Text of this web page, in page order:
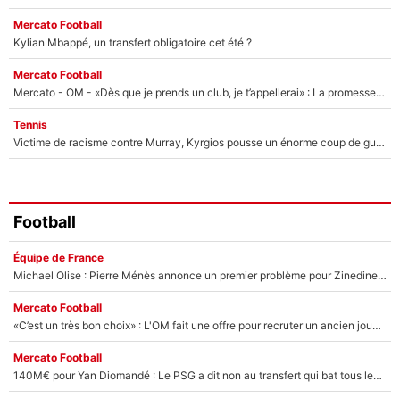
Mercato Football
Kylian Mbappé, un transfert obligatoire cet été ?
Mercato Football
Mercato - OM - «Dès que je prends un club, je t’appellerai» : La promesse de Marcelino au moment de claquer la porte
Tennis
Victime de racisme contre Murray, Kyrgios pousse un énorme coup de gueule !
Football
Équipe de France
Michael Olise : Pierre Ménès annonce un premier problème pour Zinedine Zidane en équipe de France
Mercato Football
«C’est un très bon choix» : L'OM fait une offre pour recruter un ancien joueur du PSG... et c'est validé dans l'After Foot !
Mercato Football
140M€ pour Yan Diomandé : Le PSG a dit non au transfert qui bat tous les records sur le mercato